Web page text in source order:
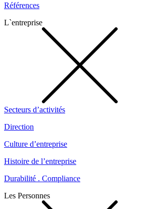
Références
L`entreprise
Secteurs d’activités
Direction
Culture d’entreprise
Histoire de l’entreprise
Durabilité . Compliance
Les Personnes